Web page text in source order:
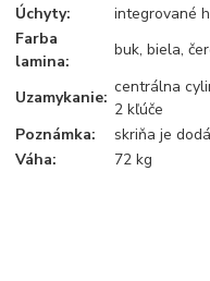
Úchyty:
integrované
Farba
lamina:
buk, biela,
Uzamykanie:
centrálna
2 kľúče
Poznámka:
skriňa je
Váha:
72 kg